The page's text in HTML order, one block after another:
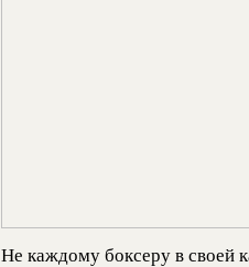
Не каждому боксеру в своей